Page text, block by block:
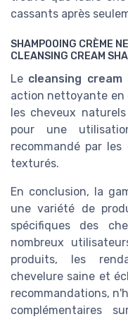
cassants après
SHAMPOOING CRÈME
CLEANSING CREAM
Le cleansing cream
action nettoyante en
les cheveux
pour une
recommandé par
texturés.
En conclusion, la
une variété de
spécifiques des
nombreux
produits, les
chevelure saine et
recommandations,
complémentaires